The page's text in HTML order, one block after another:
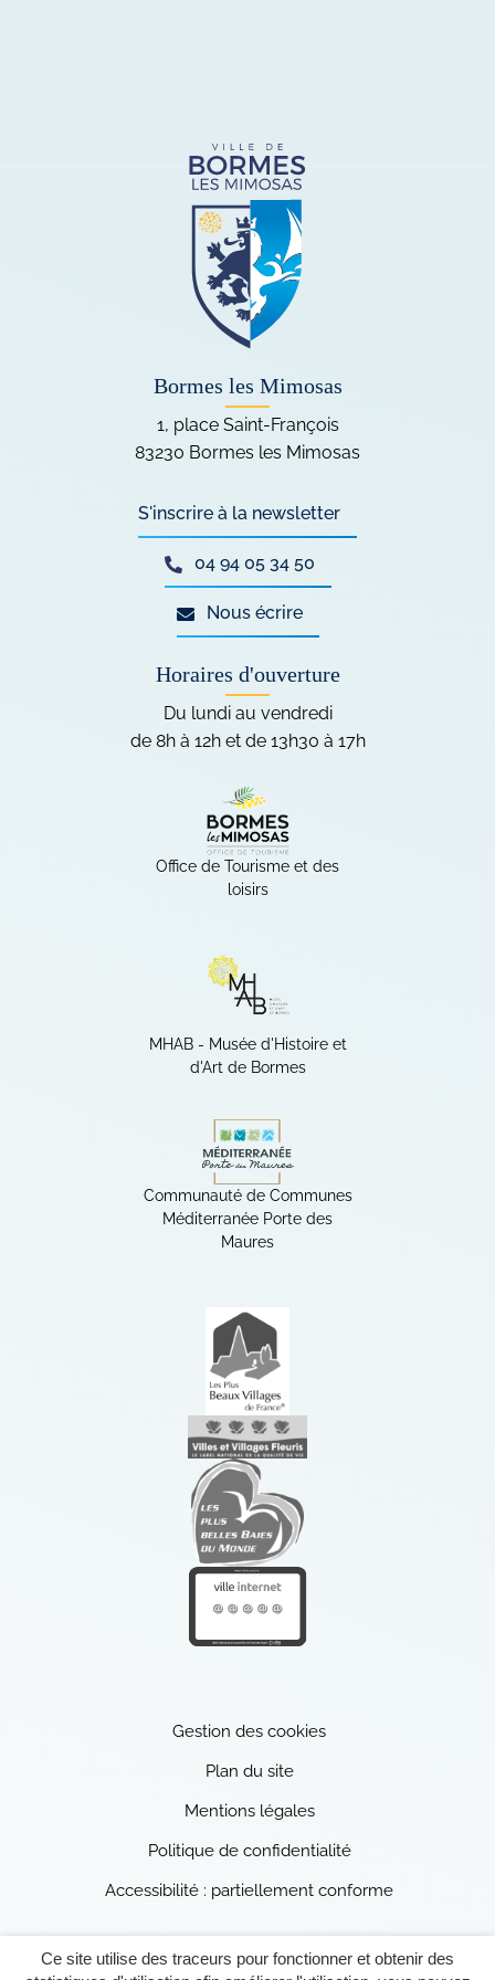
Ce site utilise des traceurs pour fonctionner et obtenir des
Bormes les Mimosas
1, place Saint-François
83230 Bormes les Mimosas
S'inscrire à la newsletter
04 94 05 34 50
Nous écrire
Horaires d'ouverture
Du lundi au vendredi
de 8h à 12h et de 13h30 à 17h
Sites internet
Office de Tourisme et des
loisirs
MHAB - Musée d'Histoire et
d'Art de Bormes
(ouverture dans un nouvel
Communauté de Communes
Méditerranée Porte des
Maures
Les plus beaux villages(ouverture dans un nouvel
Villes et villages fleuris(ouverture dans un nouvel
Les plus belles baies du monde
(ouverture dans un nouvel
Gestion des cookies
Plan du site
Mentions légales
Politique de confidentialité
Accessibilité : partiellement conforme
Site réalisé par Inovagora (ouverture dans